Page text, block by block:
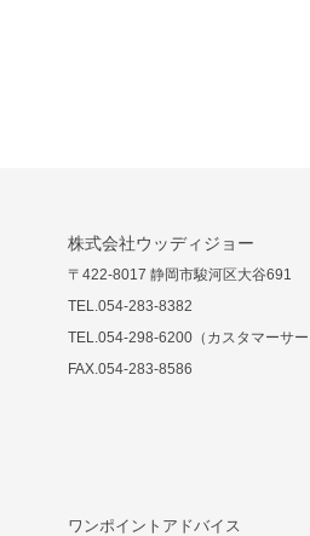
株式会社ウッディジョー
〒422-8017 静岡市駿河区大谷691
TEL.054-283-8382
TEL.054-298-6200（カスタマーサー
FAX.054-283-8586
ワンポイントアドバイス